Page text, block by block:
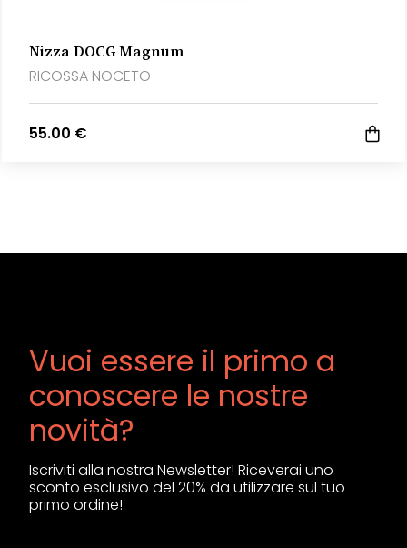
Nizza DOCG Magnum
RICOSSA NOCETO
55.00 €
Vuoi essere il primo a
conoscere le nostre
novità?
Iscriviti alla nostra Newsletter! Riceverai uno
sconto esclusivo del 20% da utilizzare sul tuo
primo ordine!